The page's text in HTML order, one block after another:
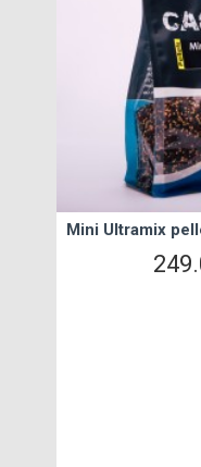
Mini Ultramix